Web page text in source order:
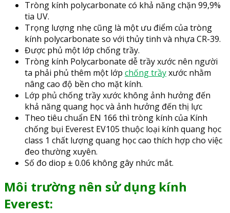
Tròng kính polycarbonate có khả năng chặn 99,9%
tia UV.
Trọng lượng nhẹ cũng là một ưu điểm của tròng
kính polycarbonate so với thủy tinh và nhựa CR-39.
Được phủ một lớp chống trầy.
Tròng kính Polycarbonate dễ trầy xước nên người
ta phải phủ thêm một lớp chống trầyxước nhằm
nâng cao độ bền cho mặt kính.
Lớp phủ chống trầy xước không ảnh hưởng đến
khả năng quang học và ảnh hưởng đến thị lực
Theo tiêu chuẩn EN 166 thì tròng kính của Kính
chống bụi Everest EV105 thuộc loại kính quang học
class 1 chất lượng quang học cao thích hợp cho việc
đeo thường xuyên.
Số đo diop ± 0.06 không gây nhức mắt.
Môi trường nên sử dụng kính
Everest: